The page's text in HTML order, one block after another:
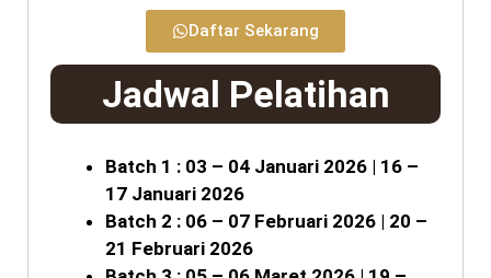
Daftar Sekarang
Jadwal Pelatihan
Batch 1 : 03 – 04 Januari 2026 | 16 –
17 Januari 2026
Batch 2 : 06 – 07 Februari 2026 | 20 –
21 Februari 2026